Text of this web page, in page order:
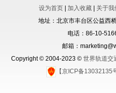
设为首页 加入收藏
关于我
地址：北京市丰台区公益西
电话：86-10-
邮箱：
Copyright © 2004-2023 © 世界轨道交
【京ICP备13032135